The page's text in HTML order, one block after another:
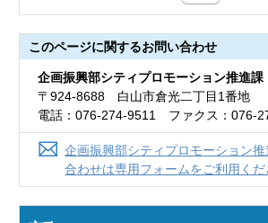
このページに関するお問い合わせ
企画振興部シティプロモーション推進課
〒924-8688 白山市倉光二丁目1番地
電話：076-274-9511 ファクス：076-
企画振興部シティプロモーション
合わせは専用フォームをご利用くだ